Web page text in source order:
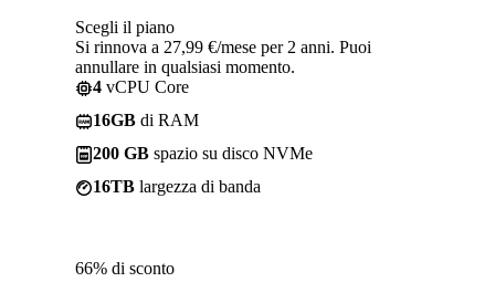
Scegli il piano
Si rinnova a 27,99 €/mese per 2 anni. Puoi
annullare in qualsiasi momento.
4 vCPU Core
16GB di RAM
200 GB spazio su disco NVMe
16TB largezza di banda
66% di sconto